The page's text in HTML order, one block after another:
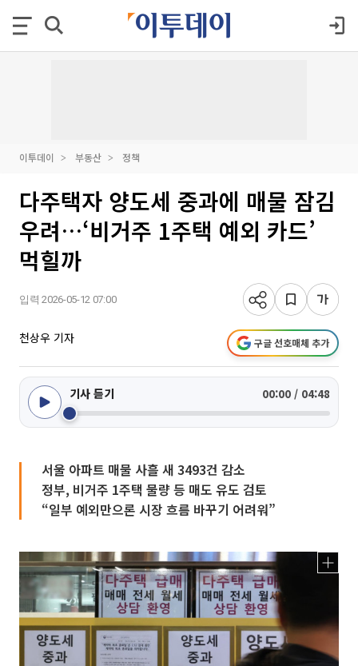
이투데이 부동산 정책
다주택자 양도세 중과에 매물 잠김
우려…‘비거주 1주택 예외 카드’
먹힐까
입력 2026-05-12 07:00
천상우 기자 구글 선호매체 추가
기사 듣기 00:00 / 04:48
서울 아파트 매물 사흘 새 3493건 감소
정부, 비거주 1주택 물량 등 매도 유도 검토
“일부 예외만으론 시장 흐름 바꾸기 어려워”